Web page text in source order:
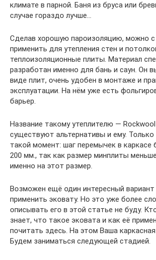
климате в парной. Баня из бруса или
случае гораздо лучше…
Сделав хорошую пароизоляцию, можно с
применить для утепления стен и
теплоизоляционные плиты. Материал
разработан именно для бань и саун. Он
виде плит, очень удобен в монтаже и
эксплуатации. На нём уже есть
барьер.
Название такому утеплителю —
существуют альтернативы и ему. Только
такой момент: шаг перемычек в каркасе
200 мм., так как размер минплиты
именно на этот размер.
Возможен ещё один интересный вариант
применить эковату. Но это уже более
описывать его в этой статье не буду.
знает, что такое эковата и как её
почитать здесь. На этом Ваша каркасная
Будем заниматься следующей стадией.